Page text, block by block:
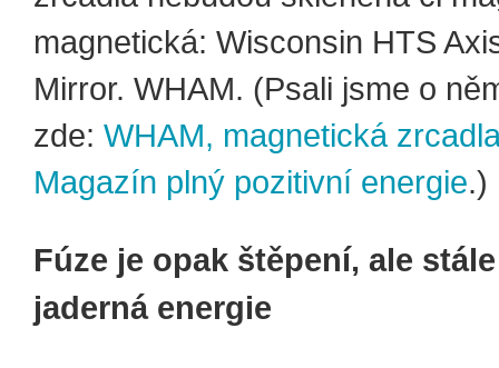
magnetická: Wisconsin HTS
Mirror. WHAM. (Psali jsme o
zde: WHAM, magnetická
Magazín plný pozitivní energie.)
Fúze je opak štěpení, ale
jaderná energie